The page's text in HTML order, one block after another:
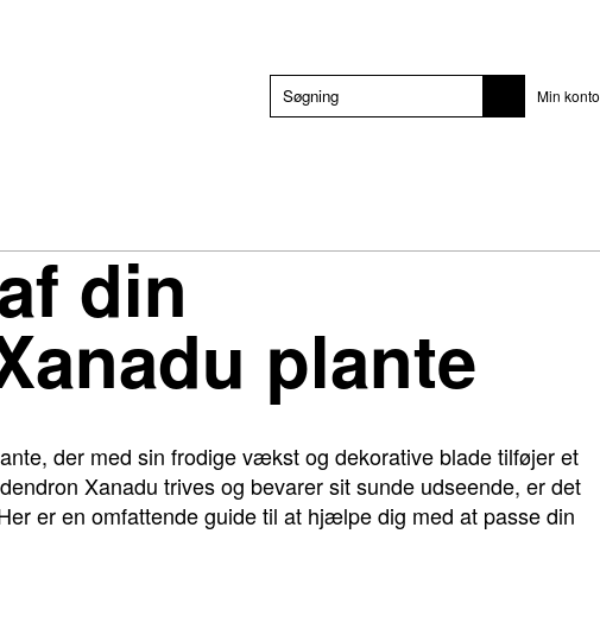
Min konto
din
plante
der med sin frodige vækst og dekorative blade tilføjer et
Xanadu trives og bevarer sit sunde udseende, er det
er en omfattende guide til at hjælpe dig med at passe din